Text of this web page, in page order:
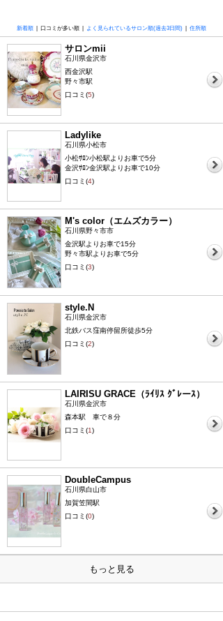
新着順 | 口コミが多い順 | よく見られているサロン順(過去3日間) 住所順
サロンmii
石川県金沢市
西金沢駅
野々市駅
口コミ(5)
Ladylike
石川県小松市
小松ｻﾛﾝ小松駅よりお車で5分
金沢ｻﾛﾝ金沢駅よりお車で10分
口コミ(4)
M's color（エムズカラー）
石川県野々市市
金沢駅よりお車で15分
野々市駅よりお車で5分
口コミ(3)
style.N
石川県金沢市
北鉄バス窪南停留所徒歩5分
口コミ(2)
LAIRISU GRACE（ﾗｲﾘｽ ｸﾞﾚーｽ）
石川県金沢市
森本駅 車で８分
口コミ(1)
DoubleCampus
石川県白山市
加賀笠間駅
口コミ(0)
もっと見る